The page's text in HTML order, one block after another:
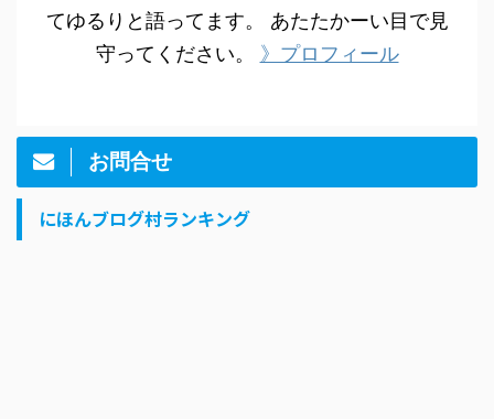
てゆるりと語ってます。 あたたかーい目で見
守ってください。 》プロフィール
お問合せ
にほんブログ村ランキング